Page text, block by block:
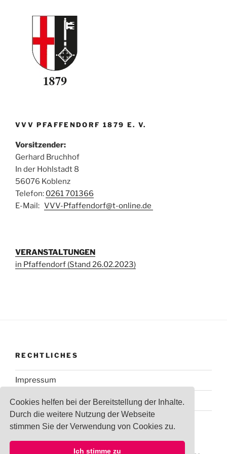
Cookies helfen bei der Bereitstellung der Inhalte.
Durch die weitere Nutzung der Webseite
stimmen Sie der Verwendung von Cookies zu.
Ich stimme zu
VVV PFAFFENDORF 1879 E. V.
Vorsitzender:
Gerhard Bruchhof
In der Hohlstadt 8
56076 Koblenz
Telefon: 0261 701366
E-Mail: VVV-Pfaffendorf@t-online.de
VERANSTALTUNGEN
in Pfaffendorf (Stand 26.02.2023)
RECHTLICHES
Impressum
Datenschutzerklärung